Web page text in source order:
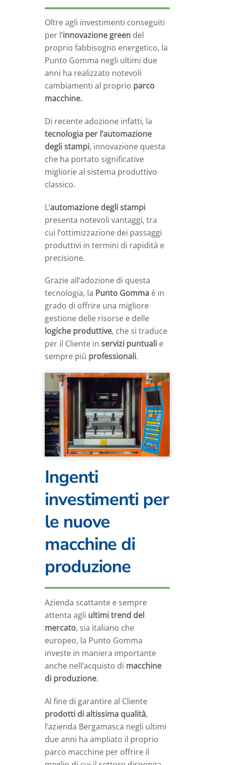
Oltre agli investimenti conseguiti
per l’innovazione green del
proprio fabbisogno energetico, la
Punto Gomma negli ultimi due
anni ha realizzato notevoli
cambiamenti al proprio parco
macchine.
Di recente adozione infatti, la
tecnologia per l’automazione
degli stampi, innovazione questa
che ha portato significative
migliorie al sistema produttivo
classico.
L’automazione degli stampi
presenta notevoli vantaggi, tra
cui l’ottimizzazione dei passaggi
produttivi in termini di rapidità e
precisione.
Grazie all’adozione di questa
tecnologia, la Punto Gomma è in
grado di offrire una migliore
gestione delle risorse e delle
logiche produttive, che si traduce
per il Cliente in servizi puntuali e
sempre più professionali.
Ingenti
investimenti per
le nuove
macchine di
produzione
Azienda scattante e sempre
attenta agli ultimi trend del
mercato, sia italiano che
europeo, la Punto Gomma
investe in maniera importante
anche nell’acquisto di macchine
di produzione.
Al fine di garantire al Cliente
prodotti di altissima qualità,
l’azienda Bergamasca negli ultimi
due anni ha ampliato il proprio
parco macchine per offrire il